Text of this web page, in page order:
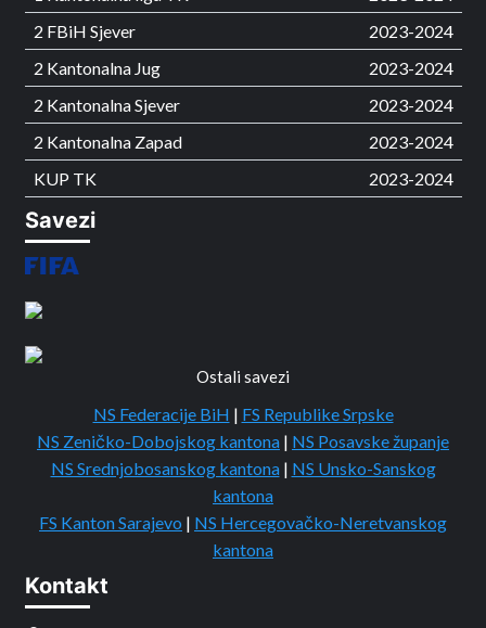
2 FBiH Sjever
2023-2024
2 Kantonalna Jug
2023-2024
2 Kantonalna Sjever
2023-2024
2 Kantonalna Zapad
2023-2024
KUP TK
2023-2024
Savezi
Ostali savezi
NS Federacije BiH | FS Republike Srpske
NS Zeničko-Dobojskog kantona | NS Posavske županje
NS Srednjobosanskog kantona | NS Unsko-Sanskog
kantona
FS Kanton Sarajevo | NS Hercegovačko-Neretvanskog
kantona
Kontakt